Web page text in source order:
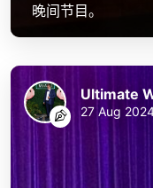
晚间节目。
Ultimate
27 Aug